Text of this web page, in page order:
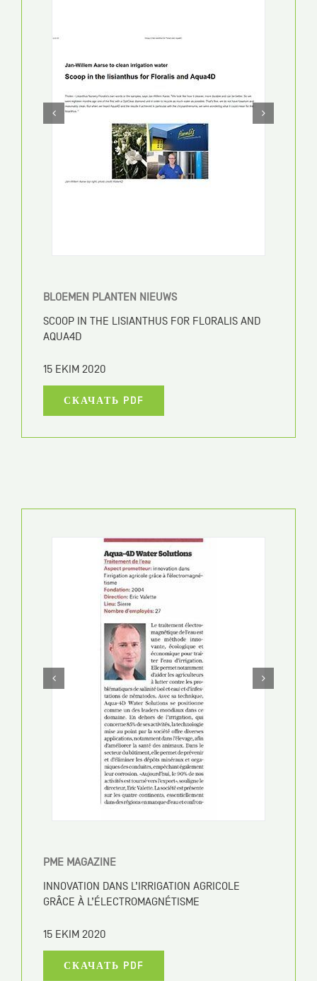
BLOEMEN PLANTEN NIEUWS
SCOOP IN THE LISIANTHUS FOR FLORALIS AND
AQUA4D
15 EKIM 2020
СКАЧАТЬ PDF
PME MAGAZINE
INNOVATION DANS L’IRRIGATION AGRICOLE
GRÂCE À L’ÉLECTROMAGNÉ­TISME
15 EKIM 2020
СКАЧАТЬ PDF